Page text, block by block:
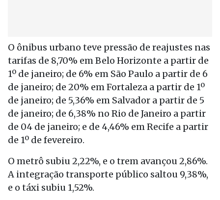
O ônibus urbano teve pressão de reajustes nas
tarifas de 8,70% em Belo Horizonte a partir de
1º de janeiro; de 6% em São Paulo a partir de 6
de janeiro; de 20% em Fortaleza a partir de 1º
de janeiro; de 5,36% em Salvador a partir de 5
de janeiro; de 6,38% no Rio de Janeiro a partir
de 04 de janeiro; e de 4,46% em Recife a partir
de 1º de fevereiro.
O metrô subiu 2,22%, e o trem avançou 2,86%.
A integração transporte público saltou 9,38%,
e o táxi subiu 1,52%.